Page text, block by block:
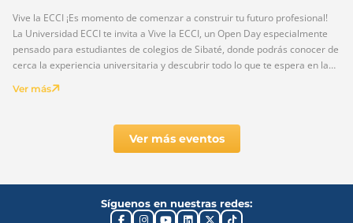
Vive la ECCI ¡Es momento de comenzar a construir tu futuro profesional!
La Universidad ECCI te invita a Vive la ECCI, un Open Day especialmente
pensado para estudiantes de colegios de Sibaté, donde podrás conocer de
cerca la experiencia universitaria y descubrir todo lo que te espera en la
Ver más
Ver más eventos
Síguenos en nuestras redes: